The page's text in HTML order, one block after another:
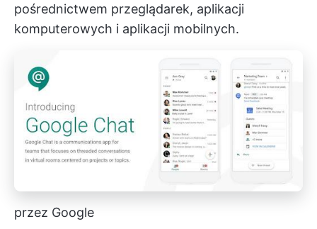
pośrednictwem przeglądarek, aplikacji
komputerowych i aplikacji mobilnych.
przez Google